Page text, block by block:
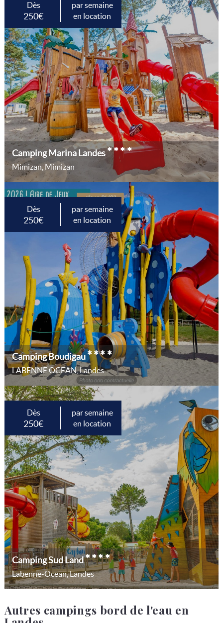
Dès
250€
par semaine
en location
Camping Marina Landes****
Mimizan, Mimizan
Dès
250€
par semaine
en location
Camping Boudigau****
LABENNE OCEAN, Landes
Dès
250€
par semaine
en location
Camping Sud Land****
Labenne-Ocean, Landes
Autres campings bord de l'eau en